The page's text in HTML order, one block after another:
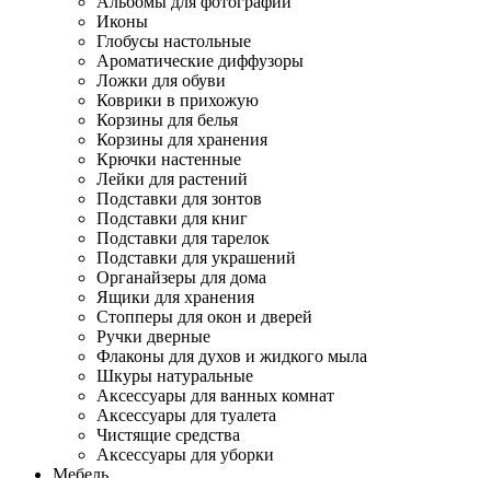
Иконы
Глобусы настольные
Ароматические диффузоры
Ложки для обуви
Коврики в прихожую
Корзины для белья
Корзины для хранения
Крючки настенные
Лейки для растений
Подставки для зонтов
Подставки для книг
Подставки для тарелок
Подставки для украшений
Органайзеры для дома
Ящики для хранения
Стопперы для окон и дверей
Ручки дверные
Флаконы для духов и жидкого мыла
Шкуры натуральные
Аксессуары для ванных комнат
Аксессуары для туалета
Чистящие средства
Аксессуары для уборки
Мебель